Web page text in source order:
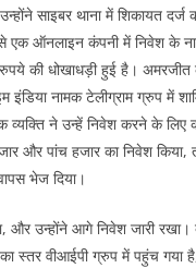
साइबर थाना में शिकायत दर्ज
एक ऑनलाइन कंपनी में निवेश के
की धोखाधड़ी हुई है।
इंडिया नामक टेलीग्राम ग्रुप में
व्यक्ति ने उन्हें निवेश करने के लिए
और पांच हजार का निवेश
भेज दिया।
और उन्होंने आगे निवेश जारी रखा।
स्तर वीआईपी ग्रुप में पहुंच गया